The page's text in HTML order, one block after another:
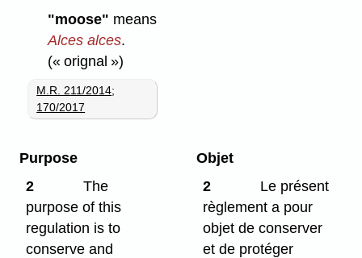
"moose" means
Alces alces.
(« orignal »)
M.R. 211/2014;
170/2017
Purpose
2
The
purpose of this
regulation is to
conserve and
Objet
2
Le présent
règlement a pour
objet de conserver
et de protéger